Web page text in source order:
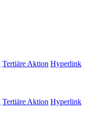
Tertiäre Aktion Hyperlink
Tertiäre Aktion Hyperlink